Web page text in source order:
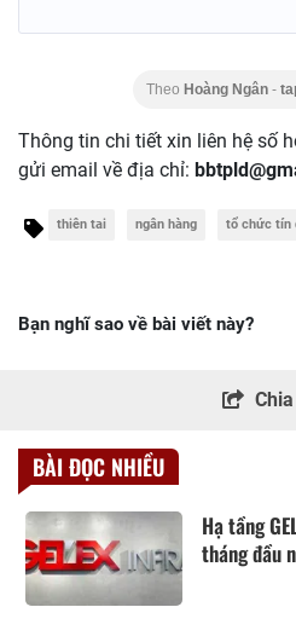
Theo Hoàng Ngân -
Thông tin chi tiết xin liên hệ số
gửi email về địa chỉ:
thiên tai ngân hàng tổ chức tín
Bạn nghĩ sao về bài viết này?
BÀI ĐỌC NHIỀU
Hạ tầng
tháng đầu